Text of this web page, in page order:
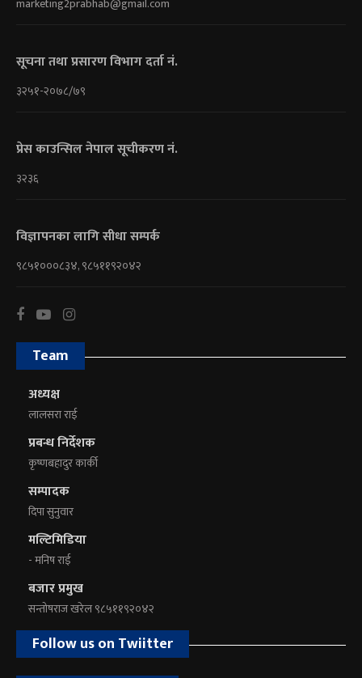
सूचना तथा प्रसारण विभाग दर्ता नं.
३२५१-२०७८/७९
प्रेस काउन्सिल नेपाल सूचीकरण नं.
३२३६
विज्ञापनका लागि सीधा सम्पर्क
९८५१०००८३४, ९८५११९२०४२
Team
अध्यक्ष
लालसरा राई
प्रबन्ध निर्देशक
कृष्णबहादुर कार्की
सम्पादक
दिपा सुनुवार
मल्टिमिडिया
- मनिष राई
बजार प्रमुख
सन्तोषराज खरेल ९८५११९२०४२
Follow us on Twiitter